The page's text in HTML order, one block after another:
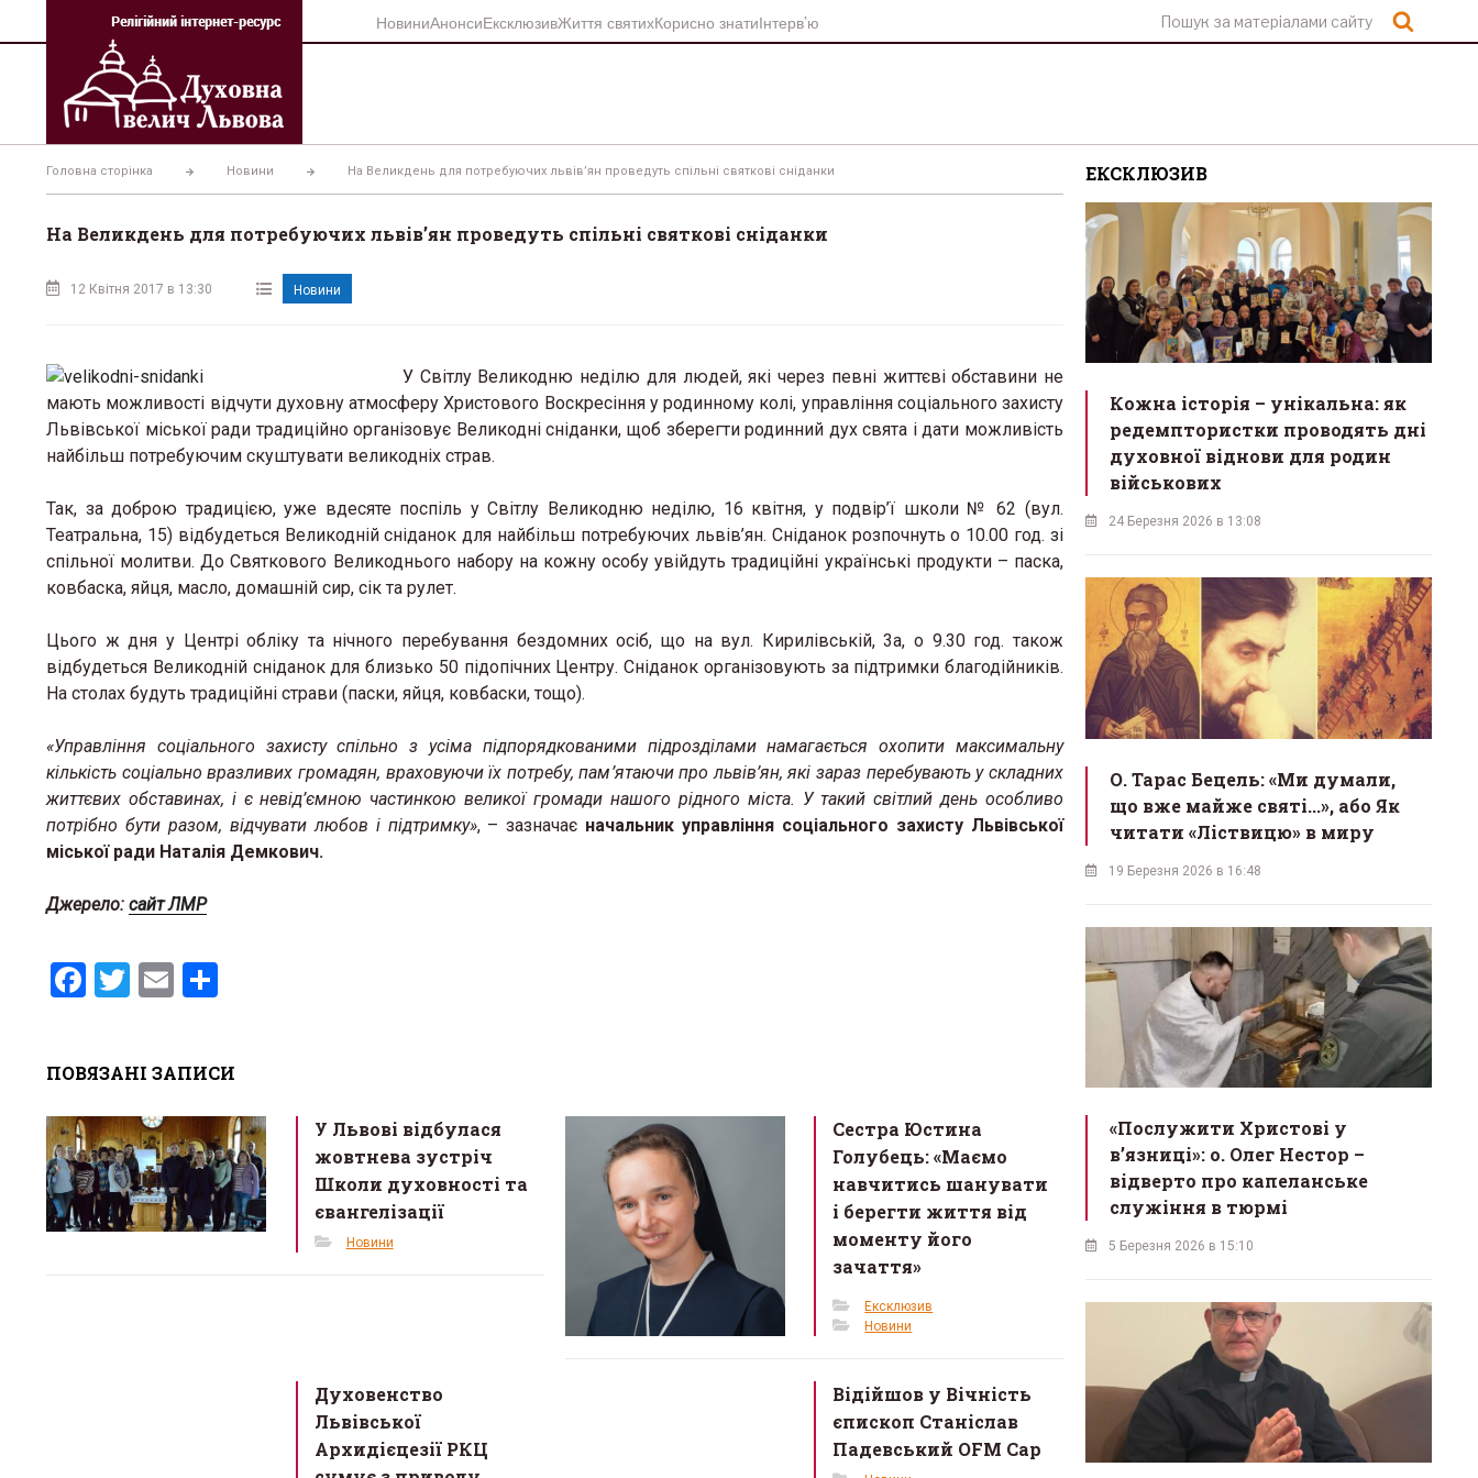
вмісту
НовиниАнонсиЕксклюзивЖиття святихКорисно знатиІнтерв’ю
Головна сторінка Новини На Великдень для потребуючих львів’ян проведуть спільні святкові сніданки
На Великдень для потребуючих львів’ян проведуть спільні святкові сніданки
12 Квітня 2017 в 13:30 Новини
У Світлу Великодню неділю для людей, які через певні життєві обставини не
мають можливості відчути духовну атмосферу Христового Воскресіння у родинному колі, управління соціального захисту
Львівської міської ради традиційно організовує Великодні сніданки, щоб зберегти родинний дух свята і дати можливість
найбільш потребуючим скуштувати великодніх страв.
Так, за доброю традицією, уже вдесяте поспіль у Світлу Великодню неділю, 16 квітня, у подвір’ї школи № 62 (вул.
Театральна, 15) відбудеться Великодній сніданок для найбільш потребуючих львів’ян. Сніданок розпочнуть о 10.00 год. зі
спільної молитви. До Святкового Великоднього набору на кожну особу увійдуть традиційні українські продукти – паска,
ковбаска, яйця, масло, домашній сир, сік та рулет.
Цього ж дня у Центрі обліку та нічного перебування бездомних осіб, що на вул. Кирилівській, 3а, о 9.30 год. також
відбудеться Великодній сніданок для близько 50 підопічних Центру. Сніданок організовують за підтримки благодійників.
На столах будуть традиційні страви (паски, яйця, ковбаски, тощо).
«Управління соціального захисту спільно з усіма підпорядкованими підрозділами намагається охопити максимальну
кількість соціально вразливих громадян, враховуючи їх потребу, пам’ятаючи про львів’ян, які зараз перебувають у складних
життєвих обставинах, і є невід’ємною частинкою великої громади нашого рідного міста. У такий світлий день особливо
потрібно бути разом, відчувати любов і підтримку», – зазначає начальник управління соціального захисту Львівської
міської ради Наталія Демкович.
Джерело: сайт ЛМР
F
b
o
o
k
T
er
E
e
ПОВЯЗАНІ ЗАПИСИ
У Львові відбулася
жовтнева зустріч
Школи духовності та
євангелізації
Новини
Сестра Юстина
Голубець: «Маємо
навчитись шанувати
і берегти життя від
моменту його
зачаття»
Ексклюзив
Новини
Духовенство
Львівської
Архидієцезії РКЦ
Відійшов у Вічність
єпископ Станіслав
Падевський OFM Cap
ЕКСКЛЮЗИВ
Кожна історія – унікальна: як
редемптористки проводять дні
духовної віднови для родин
військових
24 Березня 2026 в 13:08
О. Тарас Бецель: «Ми думали,
що вже майже святі...», або Як
читати «Ліствицю» в миру
19 Березня 2026 в 16:48
«Послужити Христові у
вʼязниці»: о. Олег Нестор –
відверто про капеланське
служіння в тюрмі
5 Березня 2026 в 15:10